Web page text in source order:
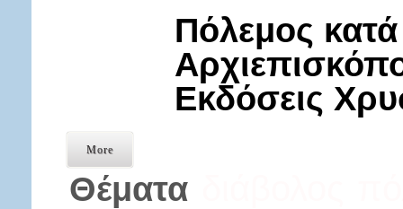
Πόλεμος
Εκδόσεις
More
Θέματα